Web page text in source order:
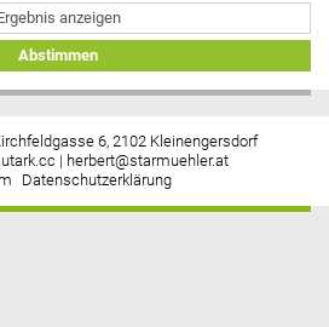
anzeigen
Abstimmen
6, 2102 Kleinengersdorf
| herbert@starmuehler.at
Datenschutzerklärung